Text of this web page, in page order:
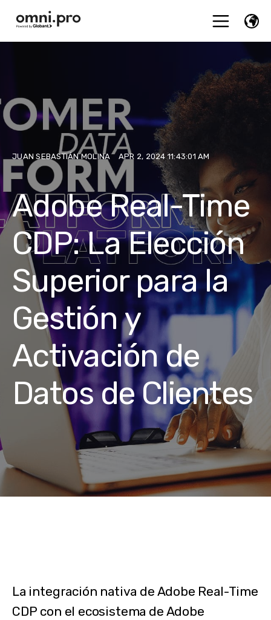
JUAN SEBASTIÁN MOLINA APR 2, 2024 11:43:01 AM
Adobe Real-Time
CDP: La Elección
Superior para la
Gestión y
Activación de
Datos de Clientes
La integración nativa de Adobe Real-Time
CDP con el ecosistema de Adobe